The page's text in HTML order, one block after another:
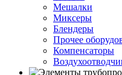
Мешалки
Миксеры
Блендеры
Прочее
Компенсаторы